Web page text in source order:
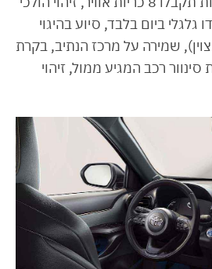
גלגלי ביום בלבד, סיוע בהיגוי
שמירה על מרכז הנתיב, בקרת
רכב המגיע ממול, זיהוי